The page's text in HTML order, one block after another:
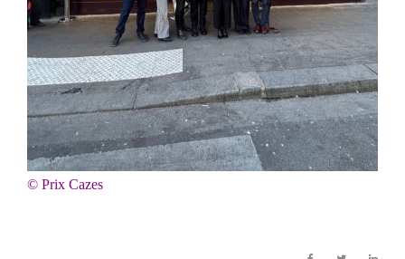
© Prix Cazes